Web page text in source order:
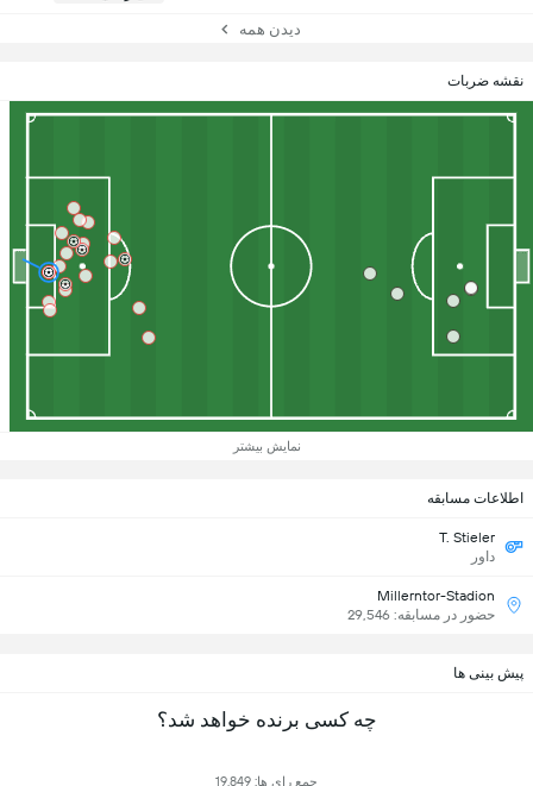
دیدن همه
نقشه ضربات
نمایش بیشتر
اطلاعات مسابقه
T. Stieler
داور
Millerntor-Stadion
حضور در مسابقه: 29,546
پیش بینی ها
چه کسی برنده خواهد شد؟
جمع رای ها: 19,849